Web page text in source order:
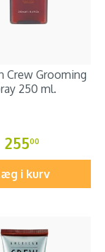
Crew Grooming
250 ml.
25500
i kurv